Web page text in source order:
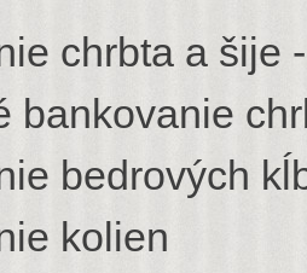
chrbta a šije
bankovanie
bedrových
kolien